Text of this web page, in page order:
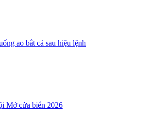
ao bắt cá sau hiệu lệnh
Mở cửa biển 2026